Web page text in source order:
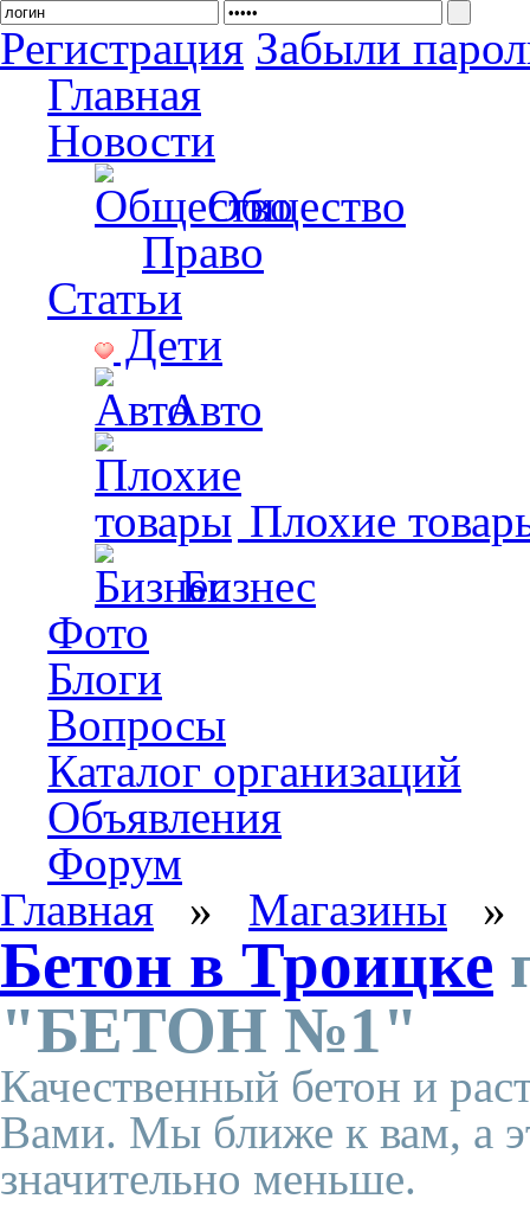
Регистрация Забыли
Главная
Новости
Общество
Право
Статьи
Дети
Авто
Плохие
Бизнес
Фото
Блоги
Вопросы
Каталог организаций
Объявления
Форум
Главная » Магазины
Бетон в Троицке
"БЕТОН №1"
Качественный бетон и
Вами. Мы ближе к вам, а
значительно меньше.